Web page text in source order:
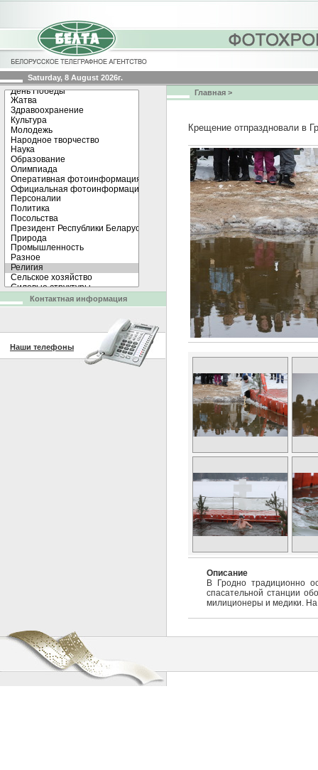
Saturday, 8 August 2026г.
Главная >
Крещение отпраздновали в
Описание
В Гродно традиционно
спасательной станции
милиционеры и медики.
Контактная информация
Наши телефоны